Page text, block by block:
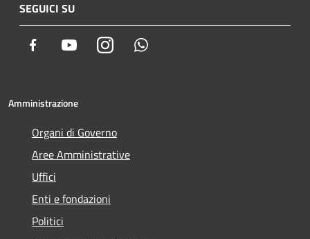
SEGUICI SU
Facebook YoutubeInstagram
Amministrazione
Organi di Governo
Aree Amministrative
Uffici
Enti e fondazioni
Politici